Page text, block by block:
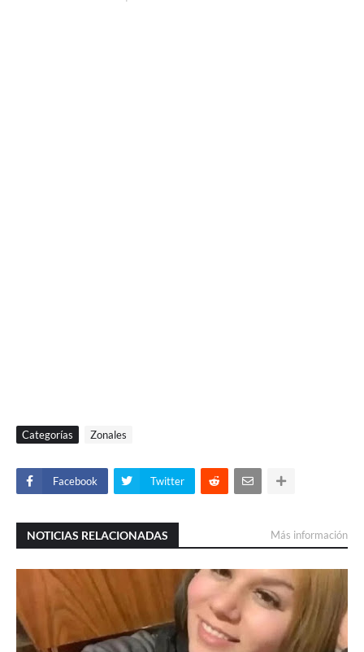
Categorías Zonales
Facebook Twitter
NOTICIAS RELACIONADAS Más información